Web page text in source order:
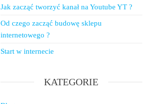
Jak zacząć tworzyć kanał na Youtube YT ?
Od czego zacząć budowę sklepu
internetowego ?
Start w internecie
KATEGORIE